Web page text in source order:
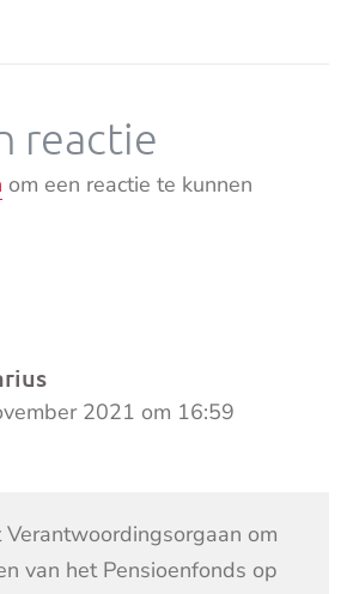
reactie
om een reactie te kunnen
2021 om 16:59
om
van het Pensioenfonds op